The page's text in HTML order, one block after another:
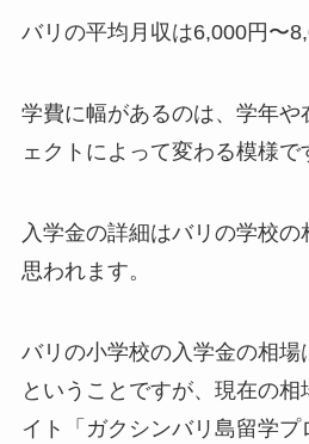
バリの平均月収は6,000円〜
学費に幅があるのは、学年や
ェクトによって変わる模様で
入学金の詳細はバリの学校の
思われます。
バリの小学校の入学金の相場
ということですが、現在の
イト「ガクシンバリ島留学